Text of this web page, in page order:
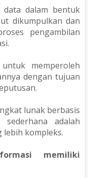
dalam bentuk
dikumpulkan dan
pengambilan
memperoleh
dengan tujuan
lunak berbasis
adalah
lebih kompleks.
memiliki